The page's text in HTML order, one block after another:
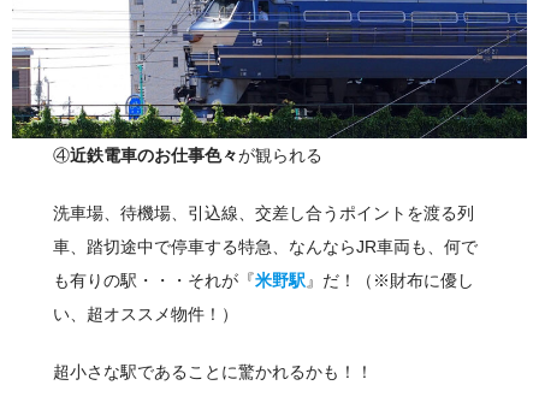
④近鉄電車のお仕事色々が観られる
洗車場、待機場、引込線、交差し合うポイントを渡る列
車、踏切途中で停車する特急、なんならJR車両も、何で
も有りの駅・・・それが『米野駅』だ！（※財布に優し
い、超オススメ物件！）
超小さな駅であることに驚かれるかも！！